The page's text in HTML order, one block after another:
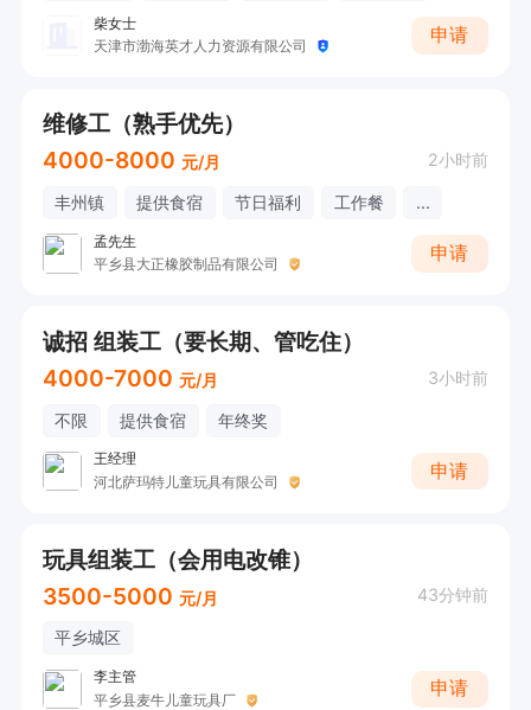
柴女士
天津市渤海英才人力资源有限公司
申请
维修工（熟手优先）
4000-8000 元/月 2小时前
丰州镇 提供食宿 节日福利 工作餐 ...
孟先生
平乡县大正橡胶制品有限公司
申请
诚招 组装工（要长期、管吃住）
4000-7000 元/月 3小时前
不限 提供食宿 年终奖
王经理
河北萨玛特儿童玩具有限公司
申请
玩具组装工（会用电改锥）
3500-5000 元/月 43分钟前
平乡城区
李主管
平乡县麦牛儿童玩具厂
申请